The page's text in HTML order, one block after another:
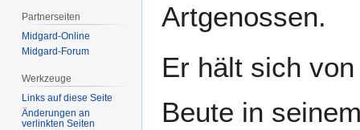
Artgenossen.
Er hält sich
Beute in
Partnerseiten
Midgard-Online
Midgard-Forum
Werkzeuge
Links auf diese Seite
Änderungen an
verlinkten Seiten